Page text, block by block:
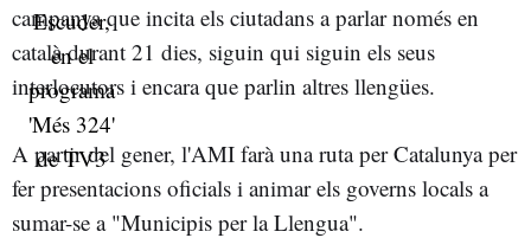
campanya que incita els ciutadans a parlar només en
català durant 21 dies, siguin qui siguin els seus
interlocutors i encara que parlin altres llengües.
A partir del gener, l'AMI farà una ruta per Catalunya per
fer presentacions oficials i animar els governs locals a
sumar-se a "Municipis per la Llengua".